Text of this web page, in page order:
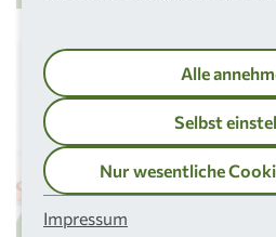
Hilf mit und sortiere
Alle
Selbst
Nur wesentliche
Impressum